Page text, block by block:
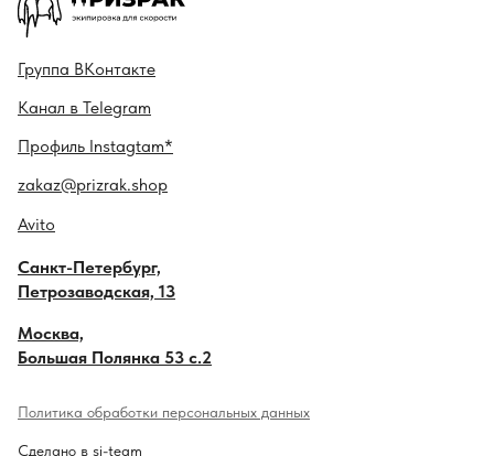
Политика обработки персональных данных
Сделано в si-team
Канал в Telegram
Профиль Instagtam*
Гру ппа ВКонтакте
zakaz@prizrak.shop
Москва,
Большая Полянка 53 с.2
Санкт-Петербург,
Петрозаводская, 13
Avito